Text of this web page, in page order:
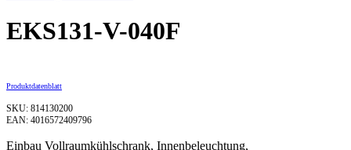
EKS131-V-040F
Produktdatenblatt
SKU: 814130200
EAN: 4016572409796
Einbau Vollraumkühlschrank, Innenbeleuchtung,